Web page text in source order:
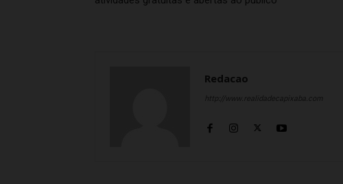
Redacao
http://www.realidadecapixaba.com